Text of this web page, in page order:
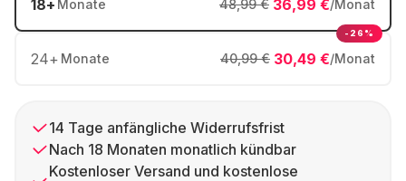
18+ Monate 36,99 €/Monat
48,99 €
24+ Monate 30,49 €/Monat
40,99 €
-26%
14 Tage anfängliche Widerrufsfrist
Nach 18 Monaten monatlich kündbar
Kostenloser Versand und kostenlose